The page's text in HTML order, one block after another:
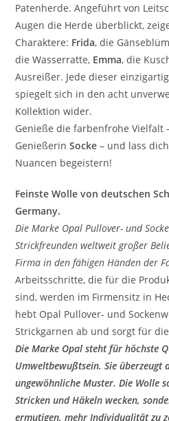
Patenherde. Angeführt von
Augen die Herde überblickt,
Charaktere: Frida, die
die Wasserratte, Emma, die
Ausreißer. Jede dieser
spiegelt sich in den acht
Kollektion wider.
Genieße die farbenfrohe Vielfalt
GenießerinSocke – und lass
Nuancen begeistern!
Feinste Wolle von deutschen
Germany.
Die Marke Opal Pullover- und
Strickfreunden weltweit großer
Firma in den fähigen Händen der
Arbeitsschritte, die für die
sind, werden im Firmensitz in
hebt Opal Pullover- und
Strickgarnen ab und sorgt für
Die Marke Opal steht für höchste
Umweltbewußtsein. Sie
ungewöhnliche Muster. Die Wolle
Stricken und Häkeln wecken,
ermutigen, mehr Individualität zu